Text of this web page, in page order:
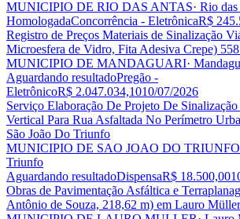
MUNICIPIO DE RIO DAS ANTAS· Rio
HomologadaConcorrência - EletrônicaR$
Registro de Preços Materiais de Sinalização
Microesfera de Vidro, Fita Adesiva Crepe)
MUNICIPIO DE MANDAGUARI·
Aguardando resultadoPregão -
EletrônicoR$ 2.047.034,1010/07/2026
Serviço Elaboração De Projeto De
Vertical Para Rua Asfaltada No Perímetro
São João Do Triunfo
MUNICIPIO DE SAO JOAO DO TRIUNFO
Triunfo
Aguardando resultadoDispensaR$ 18.500,00
Obras de Pavimentação Asfáltica e
Antônio de Souza, 218,62 m) em Lauro